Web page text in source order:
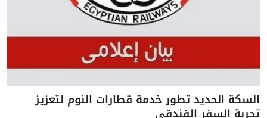
السكة الحديد تطور خدمة قطارات النوم لتعزيز
تجربة السفر الفندقي